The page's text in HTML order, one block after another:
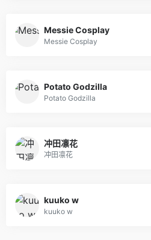
Messie Cosplay
Messie Cosplay
Potato Godzilla
Potato Godzilla
冲田凛花
冲田凛花
kuuko w
kuuko w